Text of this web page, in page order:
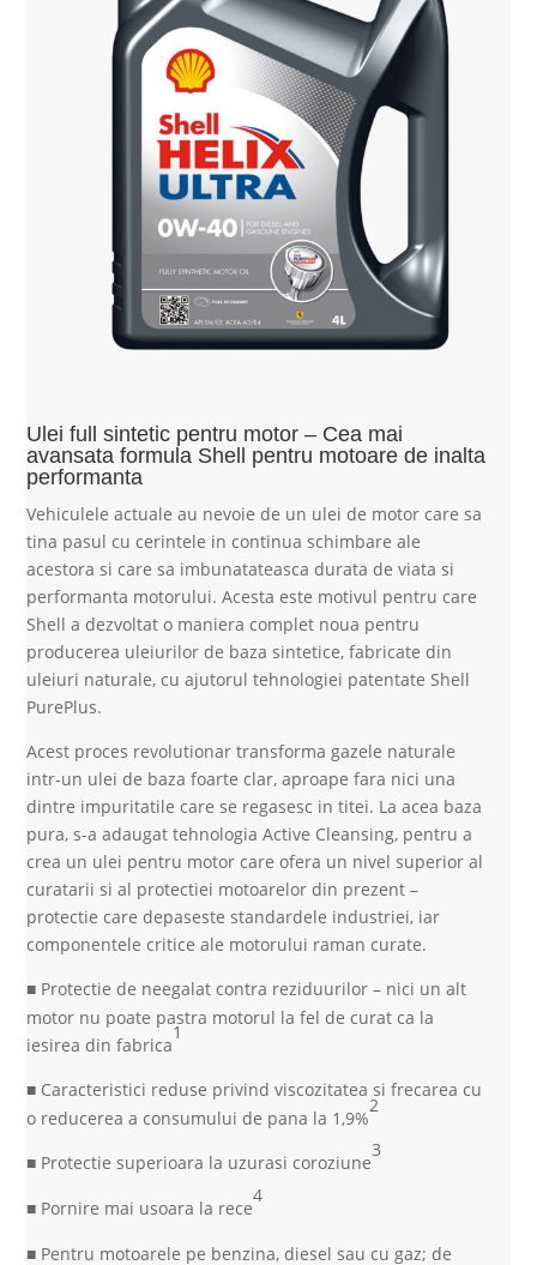
Ulei full sintetic pentru motor – Cea mai
avansata formula Shell pentru motoare de inalta
performanta
Vehiculele actuale au nevoie de un ulei de motor care sa
tina pasul cu cerintele in continua schimbare ale
acestora si care sa imbunatateasca durata de viata si
performanta motorului. Acesta este motivul pentru care
Shell a dezvoltat o maniera complet noua pentru
producerea uleiurilor de baza sintetice, fabricate din
uleiuri naturale, cu ajutorul tehnologiei patentate Shell
PurePlus.
Acest proces revolutionar transforma gazele naturale
intr-un ulei de baza foarte clar, aproape fara nici una
dintre impuritatile care se regasesc in titei. La acea baza
pura, s-a adaugat tehnologia Active Cleansing, pentru a
crea un ulei pentru motor care ofera un nivel superior al
curatarii si al protectiei motoarelor din prezent –
protectie care depaseste standardele industriei, iar
componentele critice ale motorului raman curate.
■ Protectie de neegalat contra reziduurilor – nici un alt
motor nu poate pastra motorul la fel de curat ca la
iesirea din fabrica
1
■ Caracteristici reduse privind viscozitatea si frecarea cu
o reducerea a consumului de pana la 1,9%
2
■ Protectie superioara la uzurasi coroziune
3
■ Pornire mai usoara la rece
4
■ Pentru motoarele pe benzina, diesel sau cu gaz; de